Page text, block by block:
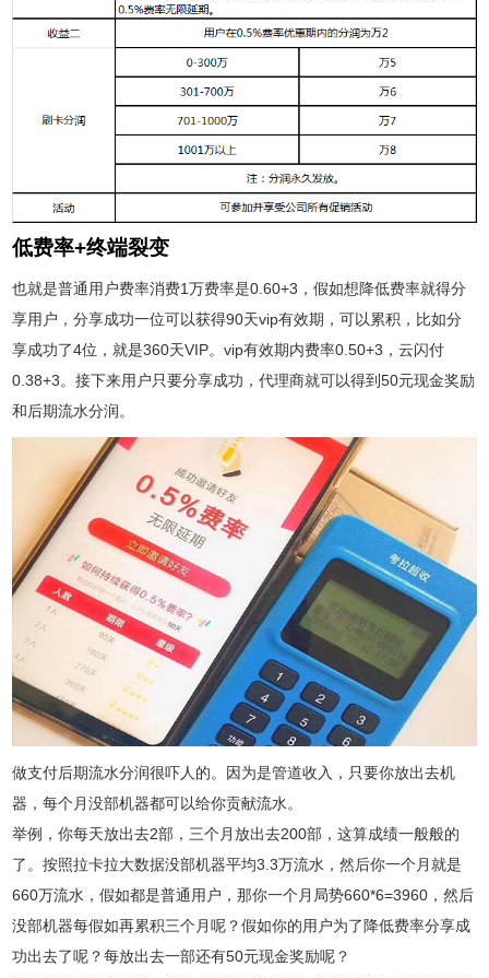
低费率+终端裂变
也就是普通用户费率消费1万费率是0.60+3，假如想降低费率就得分
享用户，分享成功一位可以获得90天vip有效期，可以累积，比如分
享成功了4位，就是360天VIP。vip有效期内费率0.50+3，云闪付
0.38+3。接下来用户只要分享成功，代理商就可以得到50元现金奖励
和后期流水分润。
做支付后期流水分润很吓人的。因为是管道收入，只要你放出去机
器，每个月没部机器都可以给你贡献流水。
举例，你每天放出去2部，三个月放出去200部，这算成绩一般般的
了。按照拉卡拉大数据没部机器平均3.3万流水，然后你一个月就是
660万流水，假如都是普通用户，那你一个月局势660*6=3960，然后
没部机器每假如再累积三个月呢？假如你的用户为了降低费率分享成
功出去了呢？每放出去一部还有50元现金奖励呢？